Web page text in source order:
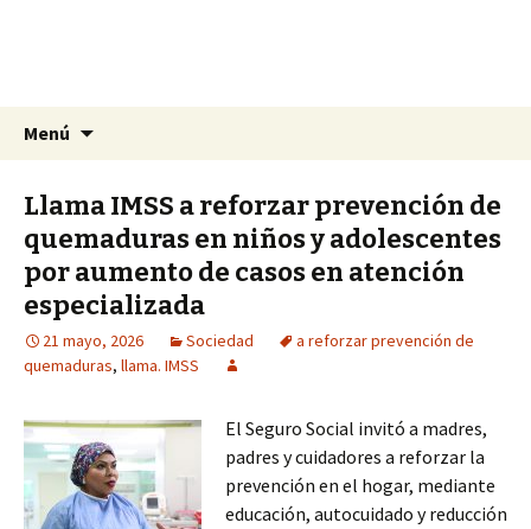
La Yunta de Tepic
La nueva opción en información
Menú
Llama IMSS a reforzar prevención de
quemaduras en niños y adolescentes
por aumento de casos en atención
especializada
21 mayo, 2026 Sociedad
a reforzar prevención de
quemaduras, llama. IMSS
El Seguro Social invitó a madres,
padres y cuidadores a reforzar la
prevención en el hogar, mediante
educación, autocuidado y reducción